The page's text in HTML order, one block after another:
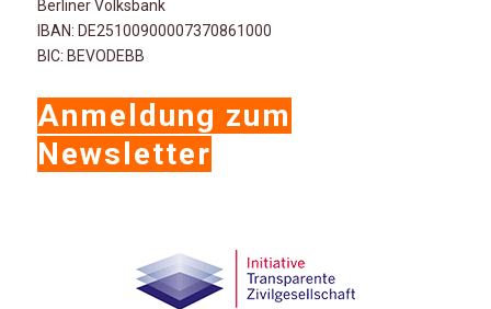
Berliner Volksbank
IBAN: DE25100900007370861000
BIC: BEVODEBB
Anmeldung zum
Newsletter